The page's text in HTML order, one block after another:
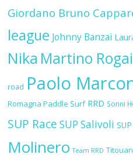
Giordano Bruno
league Johnny Banzai
Nika Martino Rogai
road Paolo
Romagna Paddle Surf RRD Sonni
SUP Race SUP Salivoli
Molinero Team RRD